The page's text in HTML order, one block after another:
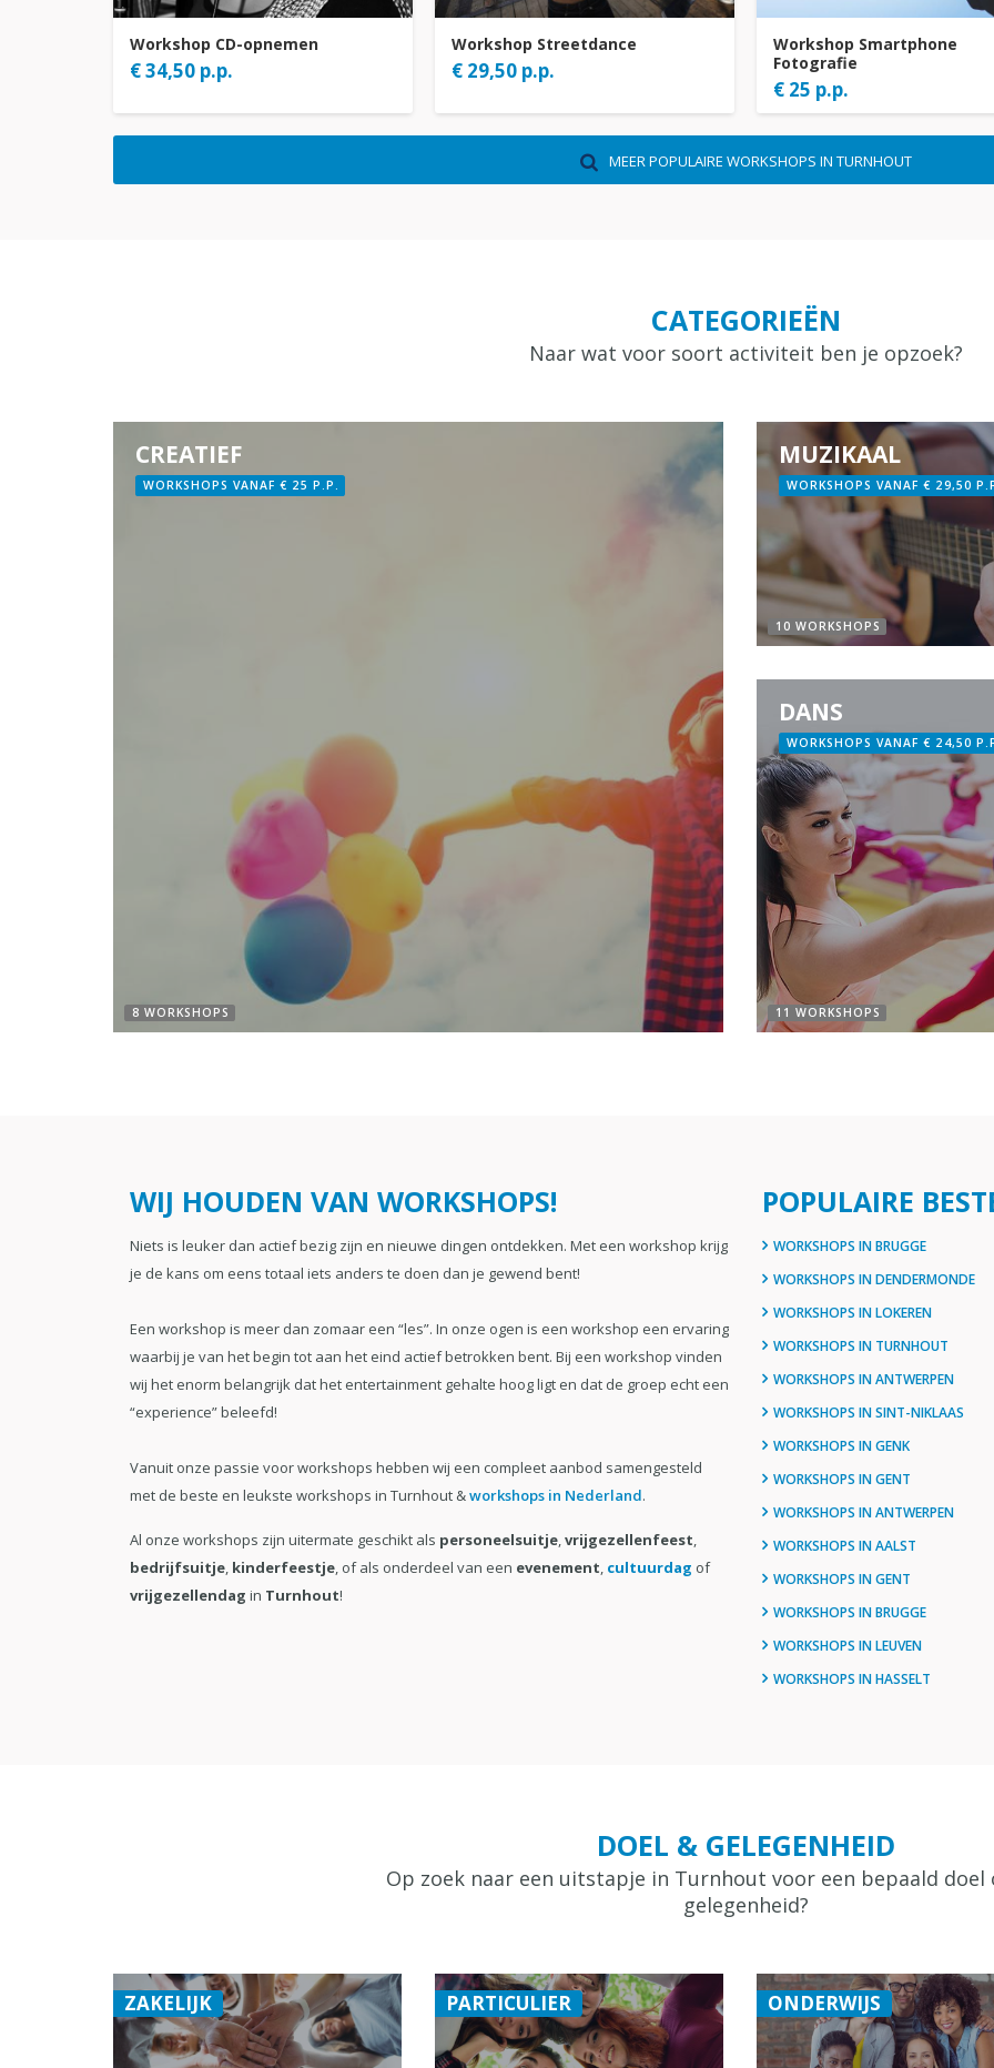
Workshop CD-opnemen
€ 34,50 p.p.
Workshop Streetdance
€ 29,50 p.p.
Workshop Smartphone
Fotografie
€ 25 p.p.
MEER POPULAIRE WORKSHOPS IN TURNHOUT
CATEGORIEËN
Naar wat voor soort activiteit ben je opzoek?
CREATIEF
WORKSHOPS VANAF € 25 P.P.
8 WORKSHOPS
MUZIKAAL
WORKSHOPS VANAF € 29,50
10 WORKSHOPS
DANS
WORKSHOPS VANAF € 24,50
11 WORKSHOPS
WIJ HOUDEN VAN WORKSHOPS!
Niets is leuker dan actief bezig zijn en nieuwe dingen ontdekken. Met een workshop krijg
je de kans om eens totaal iets anders te doen dan je gewend bent!
Een workshop is meer dan zomaar een “les”. In onze ogen is een workshop een ervaring
waarbij je van het begin tot aan het eind actief betrokken bent. Bij een workshop vinden
wij het enorm belangrijk dat het entertainment gehalte hoog ligt en dat de groep echt een
“experience” beleefd!
Vanuit onze passie voor workshops hebben wij een compleet aanbod samengesteld
met de beste en leukste workshops in Turnhout &workshops in Nederland.
Al onze workshops zijn uitermate geschikt als personeelsuitje,vrijgezellenfeest,
bedrijfsuitje, kinderfeestje, of als onderdeel van een evenement, cultuurdag of
vrijgezellendag in Turnhout!
POPULAIRE
WORKSHOPS IN BRUGGE
WORKSHOPS IN DENDERMONDE
WORKSHOPS IN LOKEREN
WORKSHOPS IN TURNHOUT
WORKSHOPS IN ANTWERPEN
WORKSHOPS IN SINT-NIKLAAS
WORKSHOPS IN GENK
WORKSHOPS IN GENT
WORKSHOPS IN ANTWERPEN
WORKSHOPS IN AALST
WORKSHOPS IN GENT
WORKSHOPS IN BRUGGE
WORKSHOPS IN LEUVEN
WORKSHOPS IN HASSELT
DOEL & GELEGENHEID
Op zoek naar een uitstapje in Turnhout voor een bepaald doel
gelegenheid?
ZAKELIJK PARTICULIER ONDERWIJS